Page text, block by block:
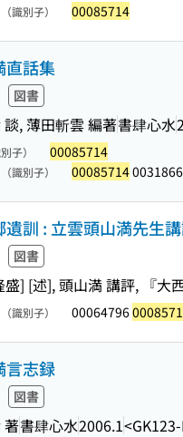
識別子） 00085714
直話集
図書
談, 薄田斬雲 編著書肆心水
子） 00085714
識別子） 00085714
遺訓 : 立雲頭山満先生
図書
盛] [述], 頭山満 講評, 『大
識別子） 00064796
言志録
図書
著書肆心水2006.1